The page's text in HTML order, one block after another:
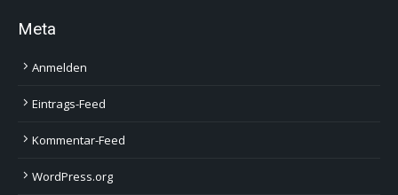
Meta
Anmelden
Eintrags-Feed
Kommentar-Feed
WordPress.org